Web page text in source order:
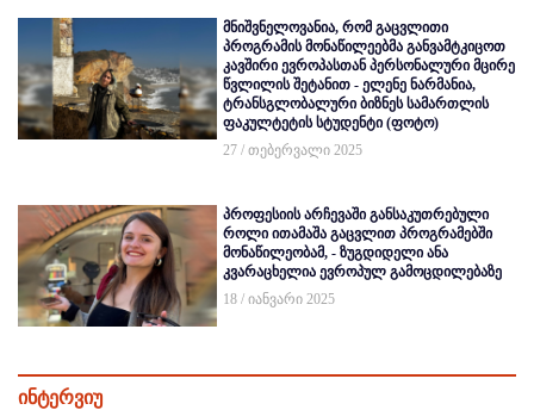
მნიშვნელოვანია, რომ გაცვლითი
პროგრამის მონაწილეებმა განვამტკიცოთ
კავშირი ევროპასთან პერსონალური მცირე
წვლილის შეტანით - ელენე ნარმანია,
ტრანსგლობალური ბიზნეს სამართლის
ფაკულტეტის სტუდენტი (ფოტო)
27 / თებერვალი 2025
პროფესიის არჩევაში განსაკუთრებული
როლი ითამაშა გაცვლით პროგრამებში
მონაწილეობამ, - ზუგდიდელი ანა
კვარაცხელია ევროპულ გამოცდილებაზე
18 / იანვარი 2025
ინტერვიუ